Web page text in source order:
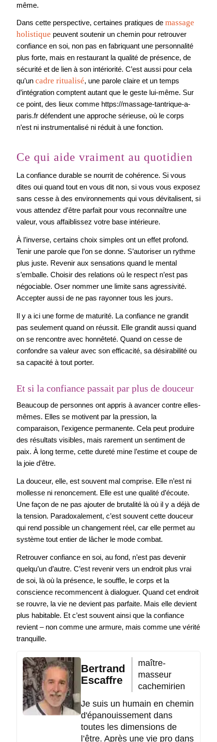
même.
Dans cette perspective, certaines pratiques de massage
holistique peuvent soutenir un chemin pour retrouver
confiance en soi, non pas en fabriquant une personnalité
plus forte, mais en restaurant la qualité de présence, de
sécurité et de lien à son intériorité. C’est aussi pour cela
qu’un cadre ritualisé, une parole claire et un temps
d’intégration comptent autant que le geste lui-même. Sur
ce point, des lieux comme https://massage-tantrique-a-
paris.fr défendent une approche sérieuse, où le corps
n’est ni instrumentalisé ni réduit à une fonction.
Ce qui aide vraiment au quotidien
La confiance durable se nourrit de cohérence. Si vous
dites oui quand tout en vous dit non, si vous vous exposez
sans cesse à des environnements qui vous dévitalisent, si
vous attendez d’être parfait pour vous reconnaître une
valeur, vous affaiblissez votre base intérieure.
À l’inverse, certains choix simples ont un effet profond.
Tenir une parole que l’on se donne. S’autoriser un rythme
plus juste. Revenir aux sensations quand le mental
s’emballe. Choisir des relations où le respect n’est pas
négociable. Oser nommer une limite sans agressivité.
Accepter aussi de ne pas rayonner tous les jours.
Il y a ici une forme de maturité. La confiance ne grandit
pas seulement quand on réussit. Elle grandit aussi quand
on se rencontre avec honnêteté. Quand on cesse de
confondre sa valeur avec son efficacité, sa désirabilité ou
sa capacité à tout porter.
Et si la confiance passait par plus de douceur
Beaucoup de personnes ont appris à avancer contre elles-
mêmes. Elles se motivent par la pression, la
comparaison, l’exigence permanente. Cela peut produire
des résultats visibles, mais rarement un sentiment de
paix. À long terme, cette dureté mine l’estime et coupe de
la joie d’être.
La douceur, elle, est souvent mal comprise. Elle n’est ni
mollesse ni renoncement. Elle est une qualité d’écoute.
Une façon de ne pas ajouter de brutalité là où il y a déjà de
la tension. Paradoxalement, c’est souvent cette douceur
qui rend possible un changement réel, car elle permet au
système tout entier de lâcher le mode combat.
Retrouver confiance en soi, au fond, n’est pas devenir
quelqu’un d’autre. C’est revenir vers un endroit plus vrai
de soi, là où la présence, le souffle, le corps et la
conscience recommencent à dialoguer. Quand cet endroit
se rouvre, la vie ne devient pas parfaite. Mais elle devient
plus habitable. Et c’est souvent ainsi que la confiance
revient – non comme une armure, mais comme une vérité
tranquille.
Bertrand
Escaffre
maître-
masseur
cachemirien
Je suis un humain en chemin
d'épanouissement dans
toutes les dimensions de
l’être. Après une vie pro dans